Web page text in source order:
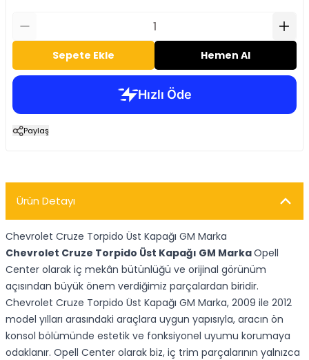
Sepete Ekle Hemen Al
Paylaş
Ürün Detayı
Chevrolet Cruze Torpido Üst Kapağı GM Marka
Chevrolet Cruze Torpido Üst Kapağı GM MarkaOpell
Center olarak iç mekân bütünlüğü ve orijinal görünüm
açısından büyük önem verdiğimiz parçalardan biridir.
Chevrolet Cruze Torpido Üst Kapağı GM Marka, 2009 ile 2012
model yılları arasındaki araçlara uygun yapısıyla, aracın ön
konsol bölümünde estetik ve fonksiyonel uyumu korumaya
odaklanır. Opell Center olarak biz, iç trim parçalarının yalnızca